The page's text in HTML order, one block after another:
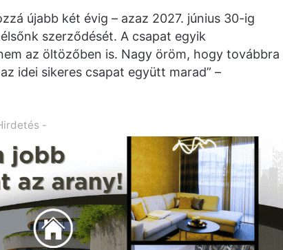
újabb két évig – azaz 2027. június 30-ig
szerződését. A csapat egyik
az öltözőben is. Nagy öröm, hogy továbbra
idei sikeres csapat együtt marad” –
-